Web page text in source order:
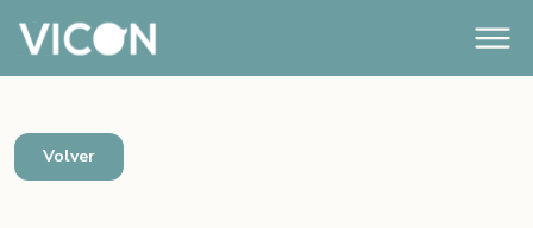
Volver